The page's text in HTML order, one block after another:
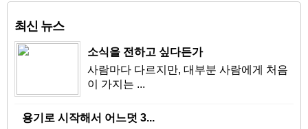
최신 뉴스
소식을 전하고 싶다든가
사람마다 다르지만, 대부분 사람에게 처음
이 가지는 ...
용기로 시작해서 어느덧 3...